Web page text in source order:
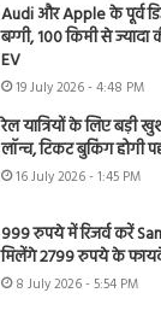
Audi और Apple के पूर्व
बग्गी, 100 किमी से
EV
19 July 2026 - 4:48 PM
रेल यात्रियों के लिए बड़ी
लॉन्च, टिकट बुकिंग
16 July 2026 - 1:45 PM
999 रुपये में रिजर्व करें
मिलेंगे 2799 रुपये के
8 July 2026 - 5:54 PM